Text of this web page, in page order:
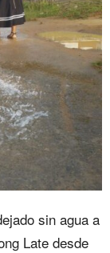
sin agua a
Late desde